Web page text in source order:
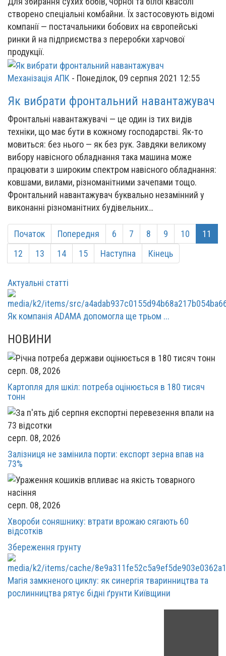
створено спеціальні комбайни. Їх застосовують відомі
компанії — постачальники бобових на європейські
ринки й на підприємства з переробки харчової
продукції.
Механізація АПК - Понеділок, 09 серпня 2021 12:55
Як вибрати фронтальний навантажувач
Фронтальні навантажувачі — це один із тих видів
техніки, що має бути в кожному господарстві. Як-то
мовиться: без нього — як без рук. Завдяки великому
вибору навісного обладнання така машина може
працювати з широким спектром навісного обладнання:
ковшами, вилами, різноманітними зачепами тощо.
Фронтальний навантажувач буквально незамінний у
виконанні різноманітних будівельних…
Початок Попередня 6 7 8 9 10
11
12
13 14 15 Наступна Кінець
Актуальні статті
Як компанія ADAMA допомогла ще трьом ...
НОВИНИ
серп. 08, 2026
Картопля для шкіл: потреба оцінюється в 180 тисяч
тонн
серп. 08, 2026
Залізниця не замінила порти: експорт зерна впав на
73%
серп. 08, 2026
Хвороби соняшнику: втрати врожаю сягають 60
відсотків
Збереження грунту
Магія замкненого циклу: як синергія тваринництва та
рослинництва рятує бідні ґрунти Київщини